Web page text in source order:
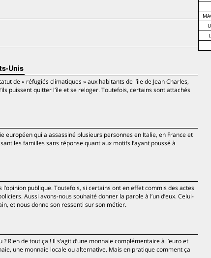
Unis
de « réfugiés climatiques » aux habitants de l’île de Jean Charles,
puissent quitter l’île et se reloger. Toutefois, certains sont attachés
européen qui a assassiné plusieurs personnes en Italie, en France et
les familles sans réponse quant aux motifs l’ayant poussé à
publique. Toutefois, si certains ont en effet commis des actes
Aussi avons-nous souhaité donner la parole à l’un d’eux. Celui-
et nous donne son ressenti sur son métier.
Rien de tout ça ! Il s’agit d’une monnaie complémentaire à l’euro et
une monnaie locale ou alternative. Mais en pratique comment ça